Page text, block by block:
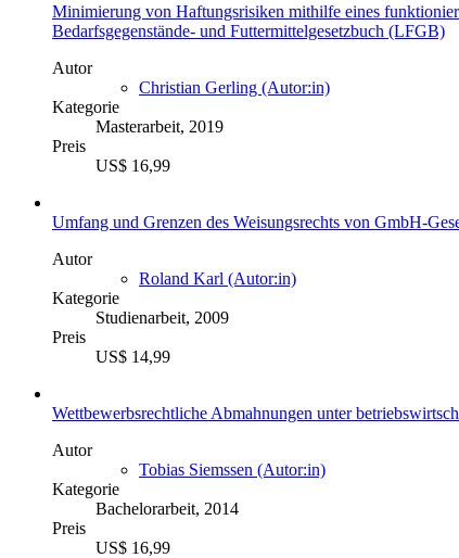
Minimierung von Haftungsrisiken mithilfe eines
Bedarfsgegenstände- und Futtermittelgesetzbuch (LFGB)
Autor
Christian Gerling (Autor:in)
Kategorie
Masterarbeit, 2019
Preis
US$ 16,99
Umfang und Grenzen des Weisungsrechts von GmbH-
Autor
Roland Karl (Autor:in)
Kategorie
Studienarbeit, 2009
Preis
US$ 14,99
Wettbewerbsrechtliche Abmahnungen unter
Autor
Tobias Siemssen (Autor:in)
Kategorie
Bachelorarbeit, 2014
Preis
US$ 16,99